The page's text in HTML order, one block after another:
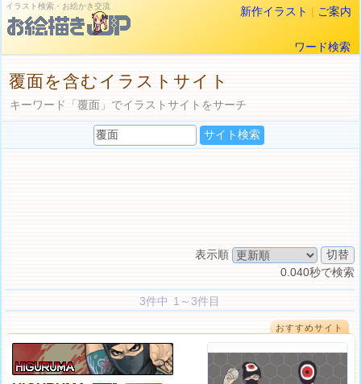
イラスト検索・お絵かき交流 新作イラスト | ご案内
ワード検索
覆面を含むイラストサイト
キーワード「覆面」でイラストサイトをサーチ
表示順
0.040秒で検索
3件中 1～3件目
おすすめサイト